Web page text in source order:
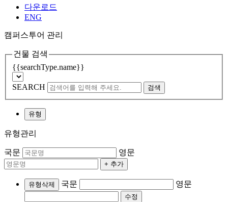
다운로드
ENG
캠퍼스투어 관리
건물 검색
{{searchType.name}}
SEARCH 검색
유형
유형관리
국문 영문
+ 추가
유형삭제 국문 영문
수정